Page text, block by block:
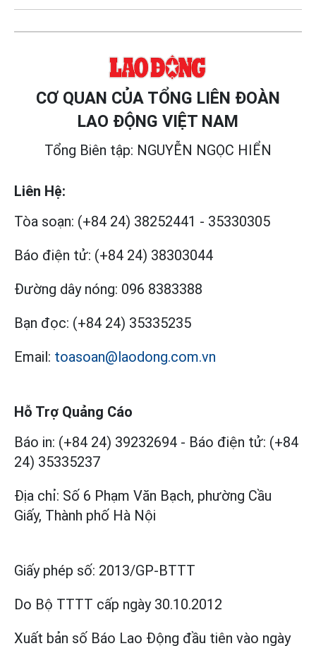
CƠ QUAN CỦA TỔNG LIÊN ĐOÀN
LAO ĐỘNG VIỆT NAM
Tổng Biên tập: NGUYỄN NGỌC HIỂN
Liên Hệ:
Tòa soạn: (+84 24) 38252441 - 35330305
Báo điện tử: (+84 24) 38303044
Đường dây nóng: 096 8383388
Bạn đọc: (+84 24) 35335235
Email: toasoan@laodong.com.vn
Hỗ Trợ Quảng Cáo
Báo in: (+84 24) 39232694 - Báo điện tử: (+84
24) 35335237
Địa chỉ: Số 6 Phạm Văn Bạch, phường Cầu
Giấy, Thành phố Hà Nội
Giấy phép số: 2013/GP-BTTT
Do Bộ TTTT cấp ngày 30.10.2012
Xuất bản số Báo Lao Động đầu tiên vào ngày